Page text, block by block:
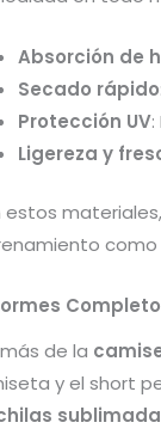
Absorción de
Secado rápido
Protección UV
Ligereza y
estos
como
de la
y el short